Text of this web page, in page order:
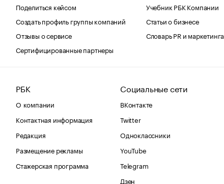
Поделиться кейсом
Создать профиль группы компаний
Отзывы о сервисе
Сертифицированные партнеры
Учебник РБК Компании
Статьи о бизнесе
Словарь PR и маркетинга
РБК
О компании
Контактная информация
Редакция
Размещение рекламы
Стажерская программа
Социальные сети
ВКонтакте
Twitter
Одноклассники
YouTube
Telegram
Дзен